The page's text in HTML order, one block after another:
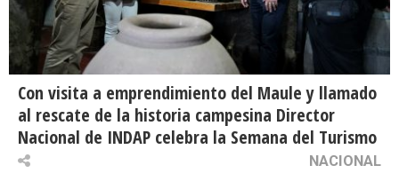
Con visita a emprendimiento del Maule y llamado
al rescate de la historia campesina Director
Nacional de INDAP celebra la Semana del Turismo
NACIONAL